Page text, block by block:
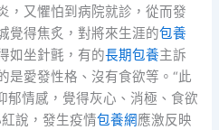
，又懼怕到病院就診，從而發
覺得焦炙，對將來生涯的包養
如坐針氈，有的長期包養主訴
是愛發性格、沒有食欲等。“此
郁情感，覺得灰心、消極、食欲
說，發生疫情包養網應激反映